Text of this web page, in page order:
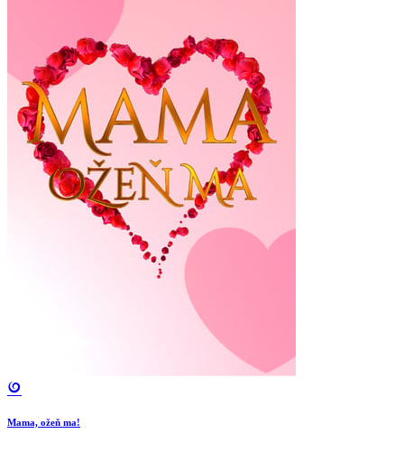
Mama, ožeň ma!